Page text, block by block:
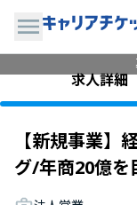
求人詳細
【新規事業】
グ/年商20億を